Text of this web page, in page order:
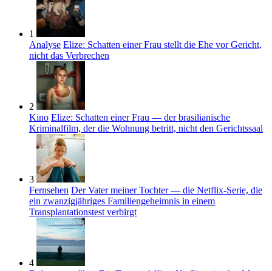
1
Analyse Elize: Schatten einer Frau stellt die Ehe vor Gericht,
nicht das Verbrechen
2
Kino Elize: Schatten einer Frau — der brasilianische
Kriminalfilm, der die Wohnung betritt, nicht den Gerichtssaal
3
Fernsehen Der Vater meiner Tochter — die Netflix-Serie, die
ein zwanzigjähriges Familiengeheimnis in einem
Transplantationstest verbirgt
4